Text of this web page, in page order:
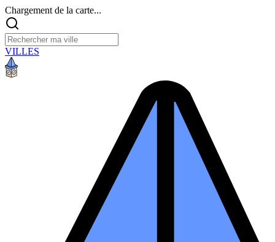
Chargement de la carte...
VILLES